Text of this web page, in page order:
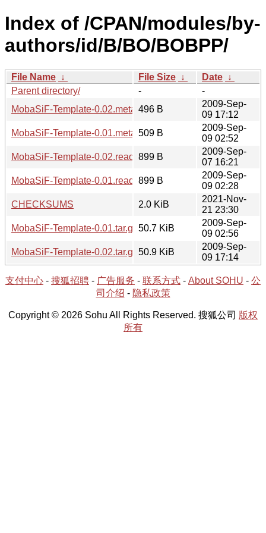
Index of /CPAN/modules/by-
authors/id/B/BO/BOBPP/
File Name ↓ File Size ↓ Date ↓
Parent directory/
-
-
MobaSiF-Template-0.02.meta 496 B
2009-Sep-
09 17:12
MobaSiF-Template-0.01.meta 509 B
2009-Sep-
09 02:52
MobaSiF-Template-0.02.readme899 B
2009-Sep-
07 16:21
MobaSiF-Template-0.01.readme899 B
2009-Sep-
09 02:28
CHECKSUMS
2.0 KiB
2021-Nov-
21 23:30
MobaSiF-Template-0.01.tar.gz 50.7 KiB
2009-Sep-
09 02:56
MobaSiF-Template-0.02.tar.gz 50.9 KiB
2009-Sep-
09 17:14
支付中心 - 搜狐招聘 - 广告服务 - 联系方式 - About SOHU - 公
司介绍 - 隐私政策
Copyright © 2026 Sohu All Rights Reserved. 搜狐公司 版权
所有